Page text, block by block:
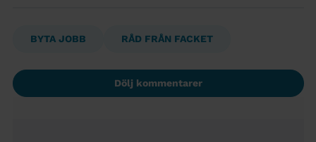
BYTA JOBB RÅD FRÅN FACKET
Dölj kommentarer